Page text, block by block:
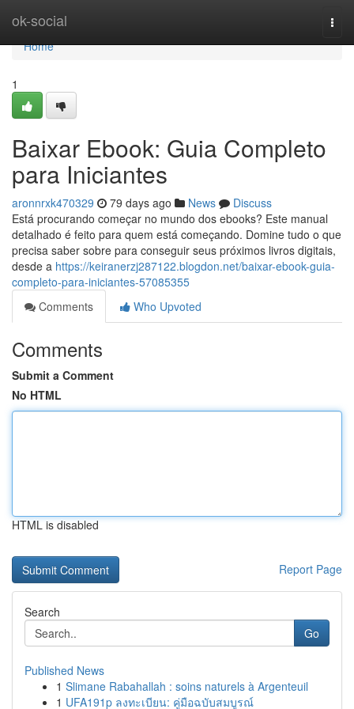
ok-social
Home
Home
1
Baixar Ebook: Guia Completo
para Iniciantes
aronnrxk470329 79 days ago News
Discuss
Está procurando começar no mundo dos ebooks? Este manual
detalhado é feito para quem está começando. Domine tudo o que
precisa saber sobre para conseguir seus próximos livros digitais,
desde a https://keiranerzj287122.blogdon.net/baixar-ebook-guia-
completo-para-iniciantes-57085355
Comments
Who Upvoted
Comments
Submit a Comment
No HTML
HTML is disabled
Report Page
Search
Go
Published News
1 Slimane Rabahallah : soins naturels à Argenteuil
1 UFA191p ลงทะเบียน: คู่มือฉบับสมบูรณ์